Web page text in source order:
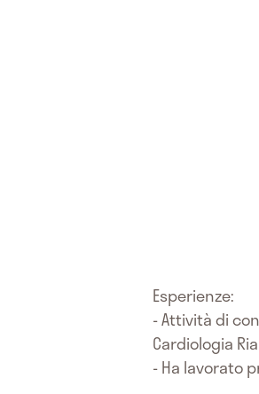
Esperienze:
- Attività di
Cardiologia
- Ha lavorato